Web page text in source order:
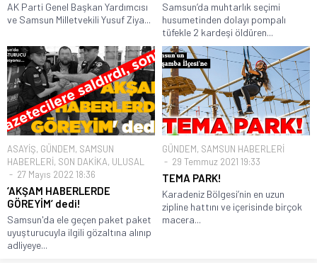
AK Parti Genel Başkan Yardımcısı
ve Samsun Milletvekili Yusuf Ziya...
Samsun’da muhtarlık seçimi
husumetinden dolayı pompalı
tüfekle 2 kardeşi öldüren...
ASAYİŞ, GÜNDEM, SAMSUN
HABERLERİ, SON DAKİKA, ULUSAL
27 Mayıs 2022 18:36
‘AKŞAM HABERLERDE
GÖREYİM’ dedi!
Samsun'da ele geçen paket paket
uyuşturucuyla ilgili gözaltına alınıp
adliyeye...
GÜNDEM, SAMSUN HABERLERİ
29 Temmuz 2021 19:33
TEMA PARK!
Karadeniz Bölgesi’nin en uzun
zipline hattını ve içerisinde birçok
macera...